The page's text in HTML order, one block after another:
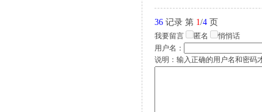
36 记录 第 1/4 页
我要留言 匿名
悄悄话
用户名：
说明：输入正确的用户名和密码